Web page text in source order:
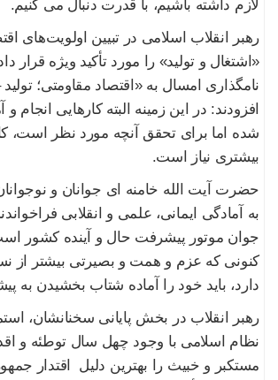
لازم داشته باشیم، با قدرت دنبال می کنیم.
رهبر انقلاب اسلامی در تبیین اولویت‌های
«اشتغال و تولید» را مورد تأکید ویژه قرار
نامگذاری امسال به «اقتصاد مقاومتی؛
افزودند: در این زمینه البته کارهایی انجام و
شده اما برای تحقق آنچه مورد نظر است،
بیشتری نیاز است.
حضرت آیت الله خامنه ای جوانان و
به آمادگی ایمانی، علمی و انقلابی
جوان موتور پیشرفت حال و آینده کشور
کنونی که عزم و همت و بصیرتی بیشتر از
دارد، باید خود را آماده شتاب بخشیدن به
رهبر انقلاب در بخش پایانی سخنانشان،
نظام اسلامی با وجود چهل سال توطئه و
مستکبر و خبیث را بهترین دلیل اقتدار